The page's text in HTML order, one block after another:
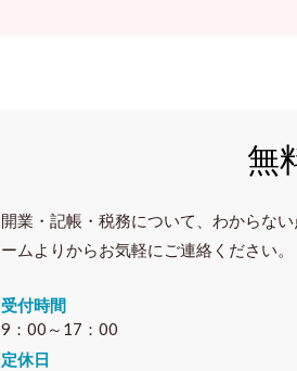
無
開業・記帳・税務について、わからな
ームよりからお気軽にご連絡ください。
受付時間
9：00～17：00
定休日